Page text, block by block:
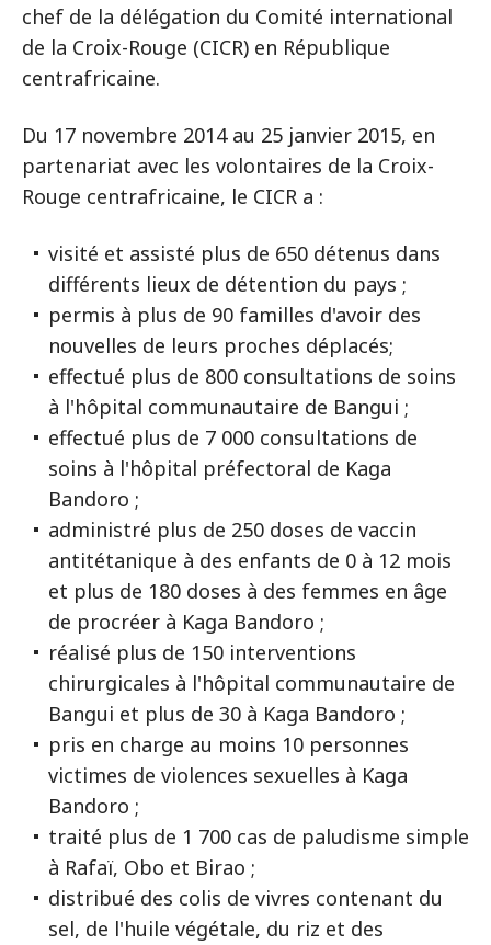
chef de la délégation du Comité international
de la Croix-Rouge (CICR) en République
centrafricaine.
Du 17 novembre 2014 au 25 janvier 2015, en
partenariat avec les volontaires de la Croix-
Rouge centrafricaine, le CICR a :
visité et assisté plus de 650 détenus dans
différents lieux de détention du pays ;
permis à plus de 90 familles d'avoir des
nouvelles de leurs proches déplacés;
effectué plus de 800 consultations de soins
à l'hôpital communautaire de Bangui ;
effectué plus de 7 000 consultations de
soins à l'hôpital préfectoral de Kaga
Bandoro ;
administré plus de 250 doses de vaccin
antitétanique à des enfants de 0 à 12 mois
et plus de 180 doses à des femmes en âge
de procréer à Kaga Bandoro ;
réalisé plus de 150 interventions
chirurgicales à l'hôpital communautaire de
Bangui et plus de 30 à Kaga Bandoro ;
pris en charge au moins 10 personnes
victimes de violences sexuelles à Kaga
Bandoro ;
traité plus de 1 700 cas de paludisme simple
à Rafaï, Obo et Birao ;
distribué des colis de vivres contenant du
sel, de l'huile végétale, du riz et des